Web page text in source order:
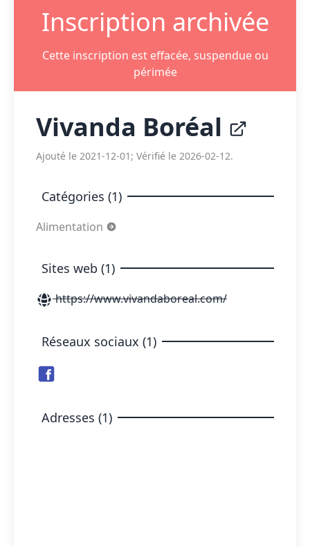
Inscription archivée
Cette inscription est effacée, suspendue ou
périmée
Vivanda Boréal
Ajouté le 2021-12-01; Vérifié le 2026-02-12.
Catégories (1)
Alimentation
Sites web (1)
https://www.vivandaboreal.com/
Réseaux sociaux (1)
Adresses (1)